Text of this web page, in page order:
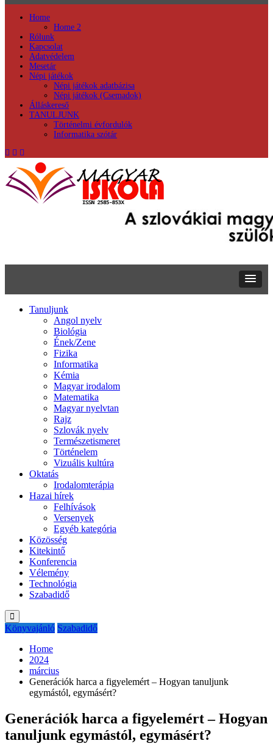
Home
Home 2
Rólunk
Kapcsolat
Adatvédelem
Mesetár
Népi játékok
Népi játékok adatbázisa
Népi játékok (Csemadok)
Álláskereső
TANULJUNK
Történelmi évfordulók
Informatika szótár
Tanuljunk
Angol nyelv
Biológia
Ének/Zene
Fizika
Informatika
Kémia
Magyar irodalom
Matematika
Magyar nyelvtan
Rajz
Szlovák nyelv
Természetismeret
Történelem
Vizuális kultúra
Oktatás
Irodalomterápia
Hazai hírek
Felhívások
Versenyek
Egyéb kategória
Közösség
Kitekintő
Konferencia
Vélemény
Technológia
Szabadidő
Könyvajánló Szabadidő
Home
2024
március
Generációk harca a figyelemért – Hogyan tanuljunk
egymástól, egymásért?
Generációk harca a figyelemért – Hogyan
tanuljunk egymástól, egymásért?